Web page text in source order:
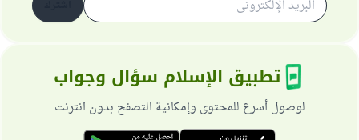
تطبيق الإسلام سؤال وجواب
لوصول أسرع للمحتوى وإمكانية التصفح بدون انترنت